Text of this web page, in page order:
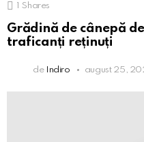
1 Shares
Grădină de cânepă
traficanți reținuți
de Indiro august 25,